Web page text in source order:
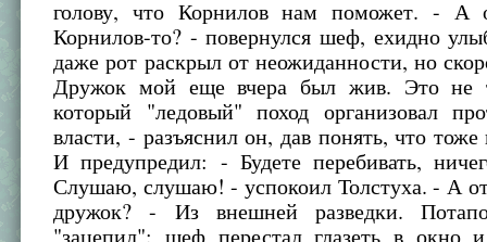
голову, что Корнилов нам поможет. - А
Корнилов-то? - повернулся шеф, ехидно
даже рот раскрыл от неожиданности, но
Дружок мой еще вчера был жив. Это не
который "ледовый" поход организовал
власти, - разъяснил он, дав понять, что
И предупредил: - Будете перебивать,
Слушаю, слушаю! - успокоил Толстуха. - А
дружок? - Из внешней разведки.
"зацепил": шеф перестал глазеть в окно